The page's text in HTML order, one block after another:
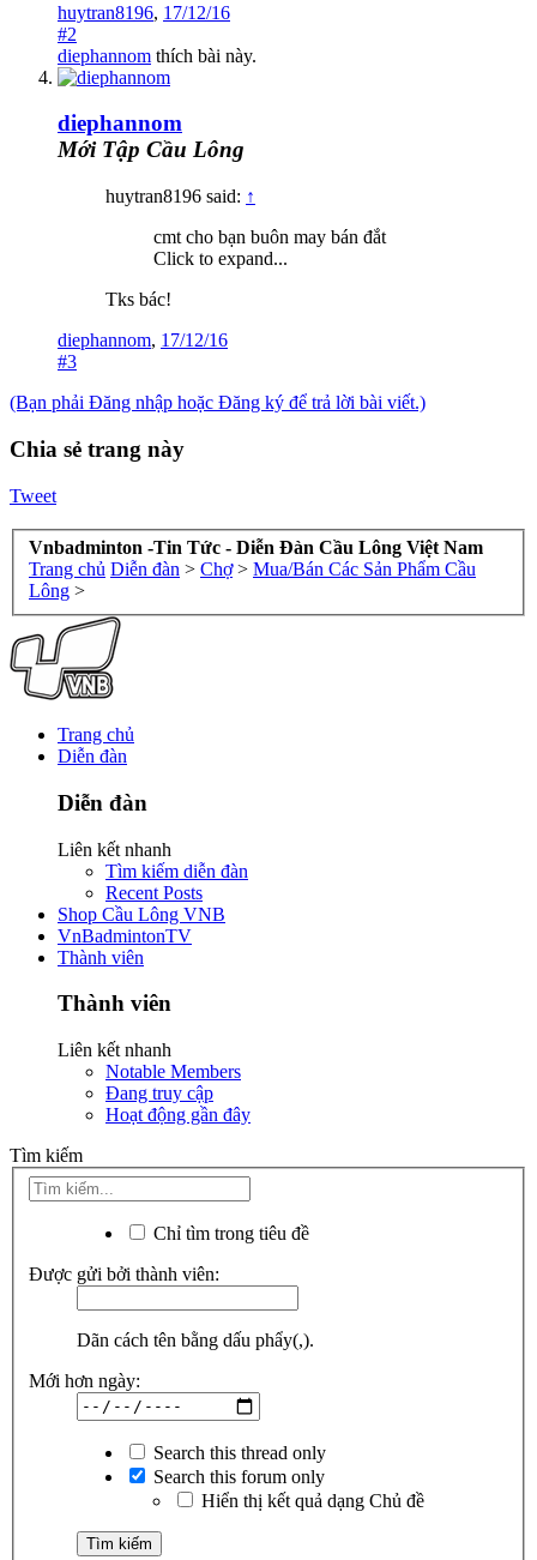
huytran8196, 17/12/16
#2
diephannom thích bài này.
diephannom
Mới Tập Cầu Lông
huytran8196 said: ↑
cmt cho bạn buôn may bán đắt
Click to expand...
Tks bác!
diephannom, 17/12/16
#3
(Bạn phải Đăng nhập hoặc Đăng ký để trả lời bài viết.)
Chia sẻ trang này
Tweet
Vnbadminton -Tin Tức - Diễn Đàn Cầu Lông Việt Nam
Trang chủ Diễn đàn > Chợ > Mua/Bán Các Sản Phẩm Cầu
Lông >
Trang chủ
Diễn đàn
Diễn đàn
Liên kết nhanh
Tìm kiếm diễn đàn
Recent Posts
Shop Cầu Lông VNB
VnBadmintonTV
Thành viên
Thành viên
Liên kết nhanh
Notable Members
Đang truy cập
Hoạt động gần đây
Tìm kiếm
Chỉ tìm trong tiêu đề
Được gửi bởi thành viên:
Dãn cách tên bằng dấu phẩy(,).
Mới hơn ngày:
Search this thread only
Search this forum only
Hiển thị kết quả dạng Chủ đề